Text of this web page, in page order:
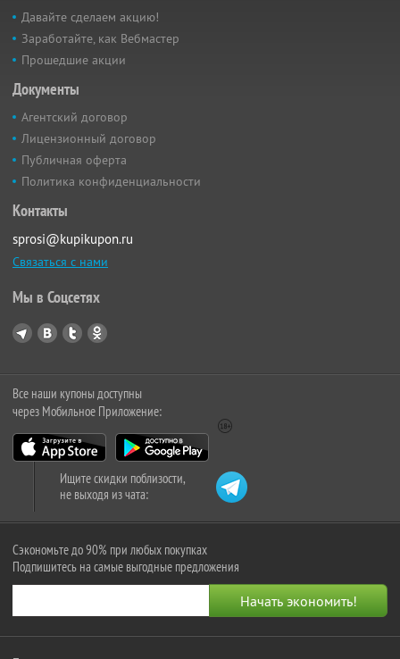
Давайте сделаем акцию!
Заработайте, как Вебмастер
Прошедшие акции
Документы
Агентский договор
Лицензионный договор
Публичная оферта
Политика конфиденциальности
Контакты
sprosi@kupikupon.ru
Связаться с нами
Мы в Соцсетях
Все наши купоны доступны
через Мобильное Приложение:
Ищите скидки поблизости,
не выходя из чата:
Сэкономьте до 90% при любых покупках
Подпишитесь на самые выгодные предложения